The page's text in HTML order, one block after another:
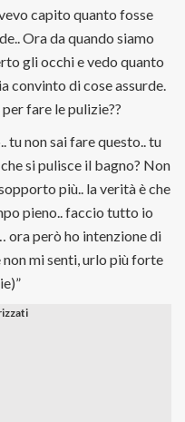
capito quanto fosse
Ora da quando siamo
gli occhi e vedo quanto
convinto di cose assurde.
fare le pulizie??
tu non sai fare questo.. tu
si pulisce il bagno? Non
più.. la verità è che
pieno.. faccio tutto io
ora però ho intenzione di
mi senti, urlo più forte